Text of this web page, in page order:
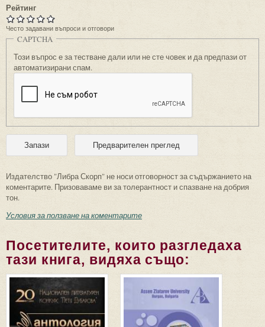
Рейтинг
Често задавани въпроси и отговори
CAPTCHA
Този въпрос е за тестване дали или не сте човек и да предпази от
автоматизирани спам.
Издателство "Либра Скорп" не носи отговорност за съдържанието на
коментарите. Призоваваме ви за толерантност и спазване на добрия
тон.
Условия за ползване на коментарите
Посетителите, които разгледаха
тази книга, видяха също: